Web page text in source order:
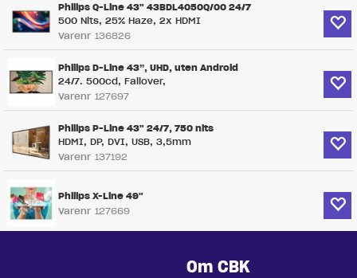
Philips Q-Line 43" 43BDL4050Q/00 24/7
500 Nits, 25% Haze, 2x HDMI
Varenr 136826
Philips D-Line 43”, UHD, uten Android
24/7. 500cd, Failover,
Varenr 127697
Philips P-Line 43" 24/7, 750 nits
HDMI, DP, DVI, USB, 3,5mm
Varenr 137192
Philips X-Line 49"
Varenr 127669
Om CBK